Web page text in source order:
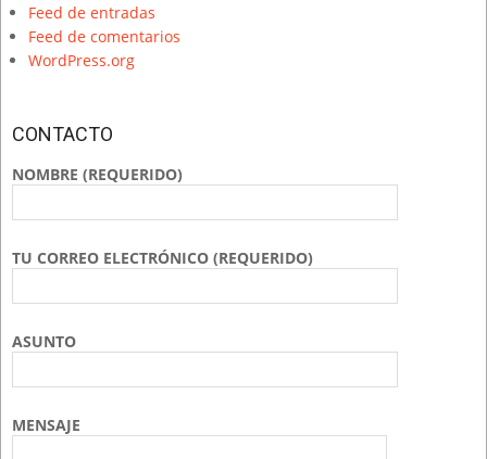
Feed de entradas
Feed de comentarios
WordPress.org
CONTACTO
NOMBRE (REQUERIDO)
TU CORREO ELECTRÓNICO (REQUERIDO)
ASUNTO
MENSAJE